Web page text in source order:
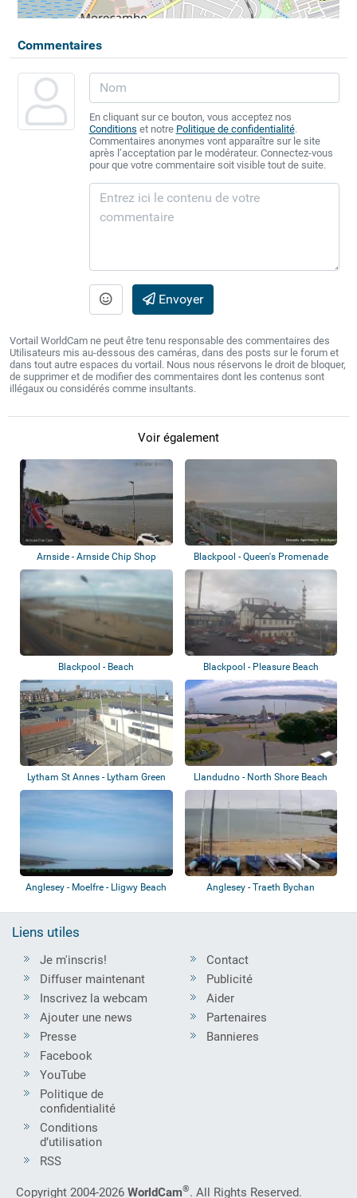
Commentaires
En cliquant sur ce bouton, vous acceptez nos
Conditions et notre Politique de confidentialité.
Commentaires anonymes vont apparaître sur le site
après l’acceptation par le modérateur. Connectez-vous
pour que votre commentaire soit visible tout de suite.
Envoyer
Vortail WorldCam ne peut être tenu responsable des commentaires des
Utilisateurs mis au-dessous des caméras, dans des posts sur le forum et
dans tout autre espaces du vortail. Nous nous réservons le droit de bloquer,
de supprimer et de modifier des commentaires dont les contenus sont
illégaux ou considérés comme insultants.
Voir également
Arnside - Arnside Chip Shop Blackpool - Queen's Promenade
Blackpool - Beach Blackpool - Pleasure Beach
Lytham St Annes - Lytham Green Llandudno - North Shore Beach
Anglesey - Moelfre - Lligwy Beach Anglesey - Traeth Bychan
Liens utiles
Je m'inscris!
Diffuser maintenant
Inscrivez la webcam
Ajouter une news
Presse
Contact
Publicité
Aider
Partenaires
Bannieres
Facebook
YouTube
Politique de
confidentialité
Conditions
d’utilisation
RSS
Copyright 2004-2026 WorldCam®. All Rights Reserved.